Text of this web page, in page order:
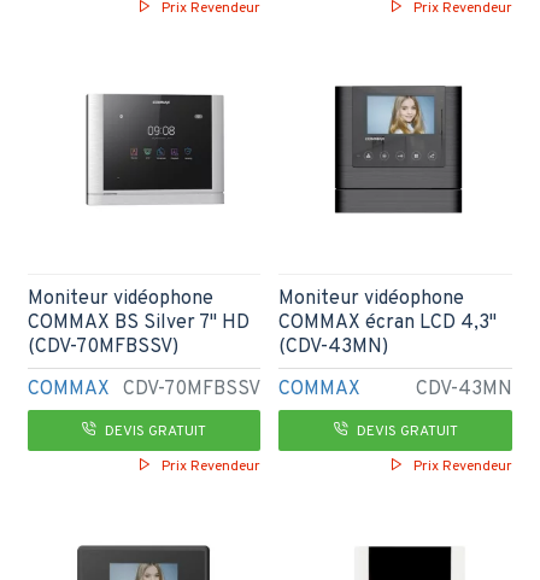
Prix Revendeur
Prix Revendeur
COMMAX CDV-70MFBSSV
Moniteur vidéophone
COMMAX BS Silver 7" HD
(CDV-70MFBSSV)
DEVIS GRATUIT
Prix Revendeur
COMMAX CDV-43MN
Moniteur vidéophone
COMMAX écran LCD 4,3"
(CDV-43MN)
DEVIS GRATUIT
Prix Revendeur